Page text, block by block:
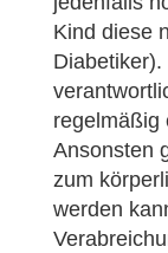
Kind diese
regelmäßig
Ansonsten
zum
werden